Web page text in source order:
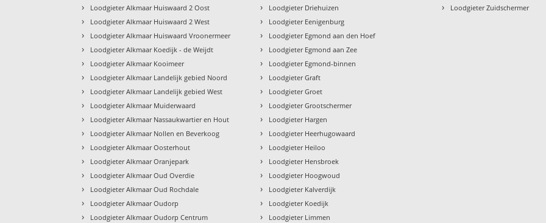
› Loodgieter Alkmaar Huiswaard 2 Oost
› Loodgieter Alkmaar Huiswaard 2 West
› Loodgieter Alkmaar Huiswaard Vroonermeer
› Loodgieter Alkmaar Koedijk - de Weijdt
› Loodgieter Alkmaar Kooimeer
› Loodgieter Alkmaar Landelijk gebied Noord
› Loodgieter Alkmaar Landelijk gebied West
› Loodgieter Alkmaar Muiderwaard
› Loodgieter Alkmaar Nassaukwartier en Hout
› Loodgieter Alkmaar Nollen en Beverkoog
› Loodgieter Alkmaar Oosterhout
› Loodgieter Alkmaar Oranjepark
› Loodgieter Alkmaar Oud Overdie
› Loodgieter Alkmaar Oud Rochdale
› Loodgieter Alkmaar Oudorp
› Loodgieter Alkmaar Oudorp Centrum
› Loodgieter Driehuizen
› Loodgieter Eenigenburg
› Loodgieter Egmond aan den Hoef
› Loodgieter Egmond aan Zee
› Loodgieter Egmond-binnen
› Loodgieter Graft
› Loodgieter Groet
› Loodgieter Grootschermer
› Loodgieter Hargen
› Loodgieter Heerhugowaard
› Loodgieter Heiloo
› Loodgieter Hensbroek
› Loodgieter Hoogwoud
› Loodgieter Kalverdijk
› Loodgieter Koedijk
› Loodgieter Limmen
› Loodgieter Zuidschermer